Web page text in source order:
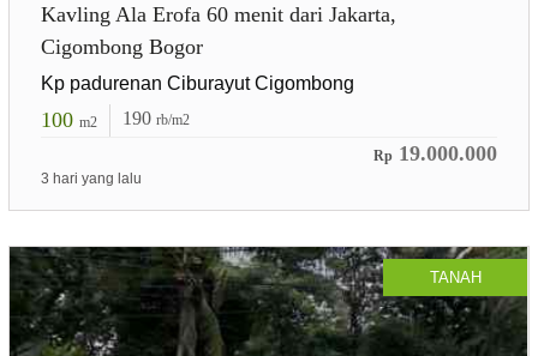
Kavling Ala Erofa 60 menit dari Jakarta,
Cigombong Bogor
Kp padurenan Ciburayut Cigombong
100 m2 190 rb/m2
Rp 19.000.000
3 hari yang lalu
TANAH